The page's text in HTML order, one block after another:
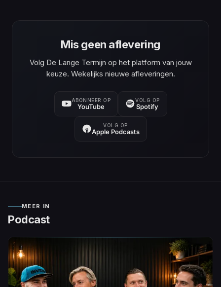
Mis geen aflevering
Volg De Lange Termijn op het platform van jouw
keuze. Wekelijks nieuwe afleveringen.
ABONNEER OP
YouTube
VOLG OP
Spotify
VOLG OP
Apple Podcasts
MEER IN
Podcast